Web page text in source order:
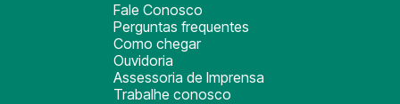
Fale Conosco
Perguntas frequentes
Como chegar
Ouvidoria
Assessoria de Imprensa
Trabalhe conosco